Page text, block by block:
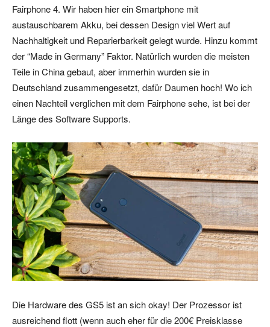
Fairphone 4. Wir haben hier ein Smartphone mit
austauschbarem Akku, bei dessen Design viel Wert auf
Nachhaltigkeit und Reparierbarkeit gelegt wurde. Hinzu kommt
der “Made in Germany” Faktor. Natürlich wurden die meisten
Teile in China gebaut, aber immerhin wurden sie in
Deutschland zusammengesetzt, dafür Daumen hoch! Wo ich
einen Nachteil verglichen mit dem Fairphone sehe, ist bei der
Länge des Software Supports.
Die Hardware des GS5 ist an sich okay! Der Prozessor ist
ausreichend flott (wenn auch eher für die 200€ Preisklasse